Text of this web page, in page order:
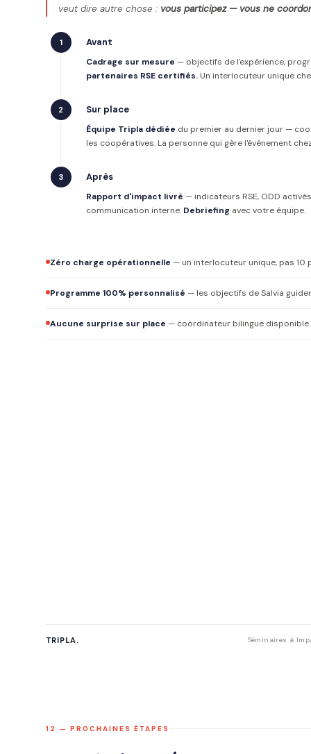
veut dire autre chose : vous participez — vous ne
1 Avant
Cadrage sur mesure — objectifs de l'expérience,
partenaires RSE certifiés.Un interlocuteur unique
2 Sur place
Équipe Tripla dédiée du premier au dernier jour —
les coopératives. La personne qui gère l'événement
3 Après
Rapport d'impact livré — indicateurs RSE, ODD
communication interne. Debriefing avec votre équipe.
Zéro charge opérationnelle — un interlocuteur unique, pas 10
Programme 100% personnalisé — les objectifs de Salvia
Aucune surprise sur place — coordinateur bilingue disponible
TRIPLA. Séminaires à
12 — PROCHAINES ÉTAPES